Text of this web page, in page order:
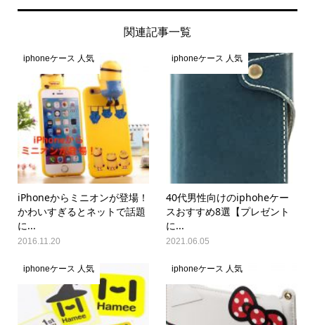
関連記事一覧
iphoneケース 人気
iPhoneからミニオンが登場！
かわいすぎるとネットで話題
に...
2016.11.20
iphoneケース 人気
40代男性向けのiphoheケー
スおすすめ8選【プレゼント
に...
2021.06.05
iphoneケース 人気 iphoneケース 人気